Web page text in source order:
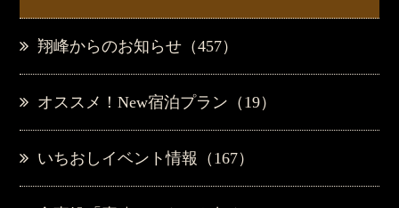
翔峰からのお知らせ（457）
オススメ！New宿泊プラン（19）
いちおしイベント情報（167）